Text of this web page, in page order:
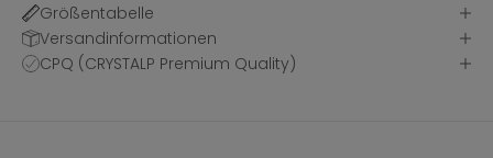
Größentabelle
Versandinformationen
CPQ (CRYSTALP Premium Quality)